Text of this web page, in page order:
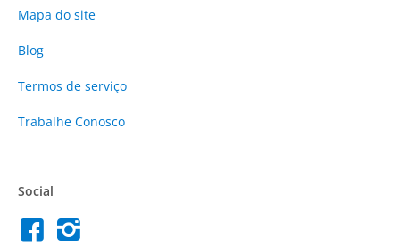
Mapa do site
Blog
Termos de serviço
Trabalhe Conosco
Social